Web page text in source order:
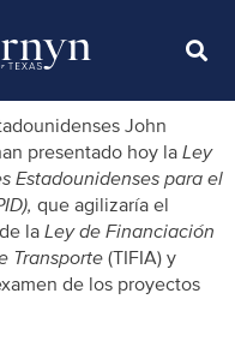
John
presentado hoy la Ley
Estadounidenses para el
que agilizaría el
la Ley de Financiación
Transporte (TIFIA) y
de los proyectos